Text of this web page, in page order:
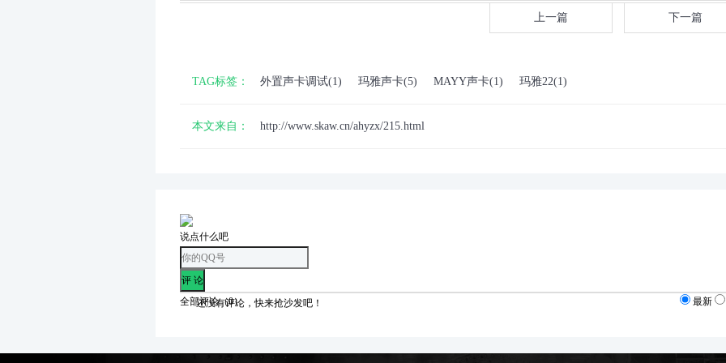
上一篇 下一篇
TAG标签： 外置声卡调试(1) 玛雅声卡(5) MAYY声卡(1) 玛雅22(1)
本文来自： http://www.skaw.cn/ahyzx/215.html
说点什么吧
全部评论（0） 最新
还没有评论，快来抢沙发吧！